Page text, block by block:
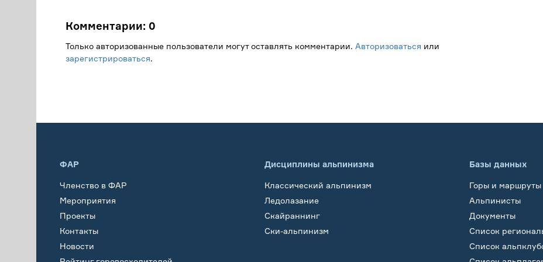
Комментарии: 0
Только авторизованные пользователи могут оставлять комментарии. Авторизоваться или
зарегистрироваться.
ФАР
Членство в ФАР
Мероприятия
Проекты
Контакты
Новости
Дисциплины альпинизма
Классический альпинизм
Ледолазание
Скайраннинг
Ски-альпинизм
Базы данных
Горы и маршруты
Альпинисты
Документы
Список
Список